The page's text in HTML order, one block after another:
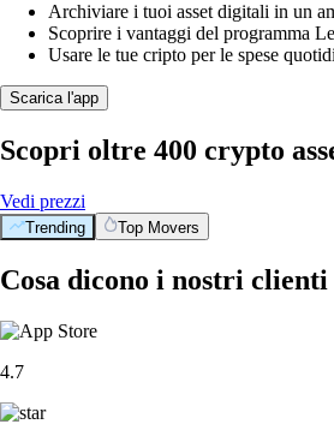
Archiviare i tuoi asset digitali in un
Scoprire i vantaggi del programma
Usare le tue cripto per le spese
Scarica l'app
Scopri oltre 400 crypto
Vedi prezzi
Trending Top Movers
Cosa dicono i nostri clienti
4.7